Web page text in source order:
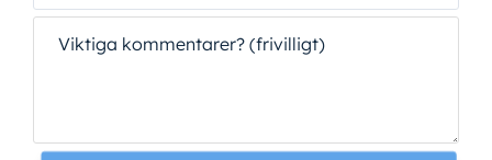
Viktiga kommentarer? (frivilligt)